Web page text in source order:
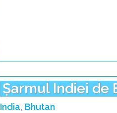
Șarmul Indiei de
India Bhutan